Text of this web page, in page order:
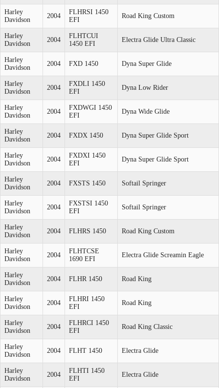
Harley
Davidson
2004
FLHRSI 1450
EFI
Road King Custom
Harley
Davidson
2004
FLHTCUI
1450 EFI
Electra Glide Ultra Classic
Harley
Davidson
2004 FXD 1450 Dyna Super Glide
Harley
Davidson
2004
FXDLI 1450
EFI
Dyna Low Rider
Harley
Davidson
2004
FXDWGI 1450
EFI
Dyna Wide Glide
Harley
Davidson
2004 FXDX 1450 Dyna Super Glide Sport
Harley
Davidson
2004
FXDXI 1450
EFI
Dyna Super Glide Sport
Harley
Davidson
2004 FXSTS 1450 Softail Springer
Harley
Davidson
2004
FXSTSI 1450
EFI
Softail Springer
Harley
Davidson
2004 FLHRS 1450 Road King Custom
Harley
Davidson
2004
FLHTCSE
1690 EFI
Electra Glide Screamin Eagle
Harley
Davidson
2004 FLHR 1450 Road King
Harley
Davidson
2004
FLHRI 1450
EFI
Road King
Harley
Davidson
2004
FLHRCI 1450
EFI
Road King Classic
Harley
Davidson
2004 FLHT 1450 Electra Glide
Harley
Davidson
2004
FLHTI 1450
EFI
Electra Glide